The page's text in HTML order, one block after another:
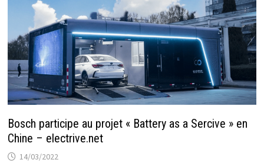
Bosch participe au projet « Battery as a Sercive » en
Chine – electrive.net
14/03/2022